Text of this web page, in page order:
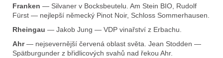
Franken — Silvaner v Bocksbeutelu. Am Stein BIO, Rudolf
Fürst — nejlepší německý Pinot Noir, Schloss Sommerhausen.
Rheingau — Jakob Jung — VDP vinařství z Erbachu.
Ahr— nejsevernější červená oblast světa. Jean Stodden —
Spätburgunder z břidlicových svahů nad řekou Ahr.